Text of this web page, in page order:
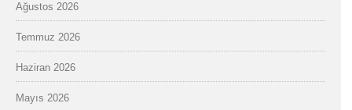
Ağustos 2026
Temmuz 2026
Haziran 2026
Mayıs 2026